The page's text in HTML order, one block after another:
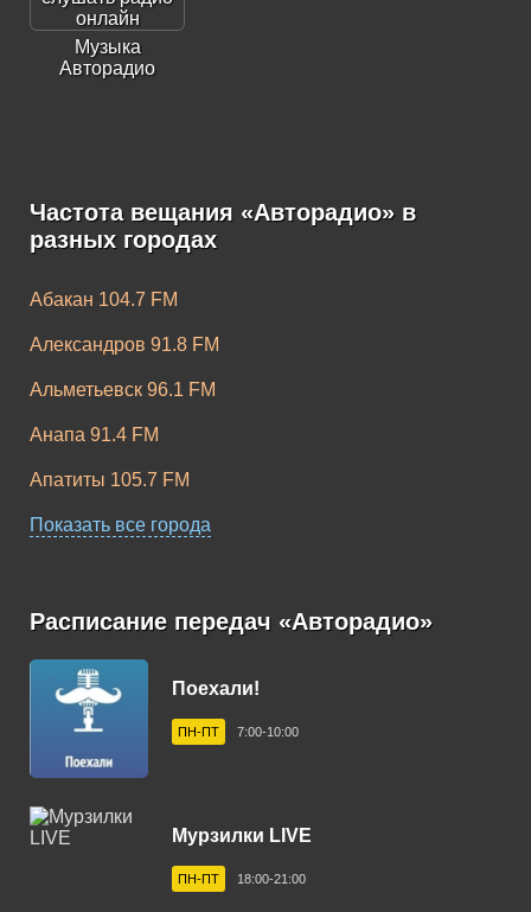
Музыка
Авторадио
Частота вещания «Авторадио» в
разных городах
Абакан 104.7 FM
Александров 91.8 FM
Альметьевск 96.1 FM
Анапа 91.4 FM
Апатиты 105.7 FM
Апшеронск 102.9 FM
Армавир 102.3 FM
Арсеньев 102.8 FM
Артем 106.1 FM
Архангельск 101.6 FM
Астрахань 101.7 FM
Ахтубинск 104.8 FM
Показать все города
Расписание передач «Авторадио»
Поехали!
ПН-ПТ 7:00-10:00
Мурзилки LIVE
ПН-ПТ 18:00-21:00